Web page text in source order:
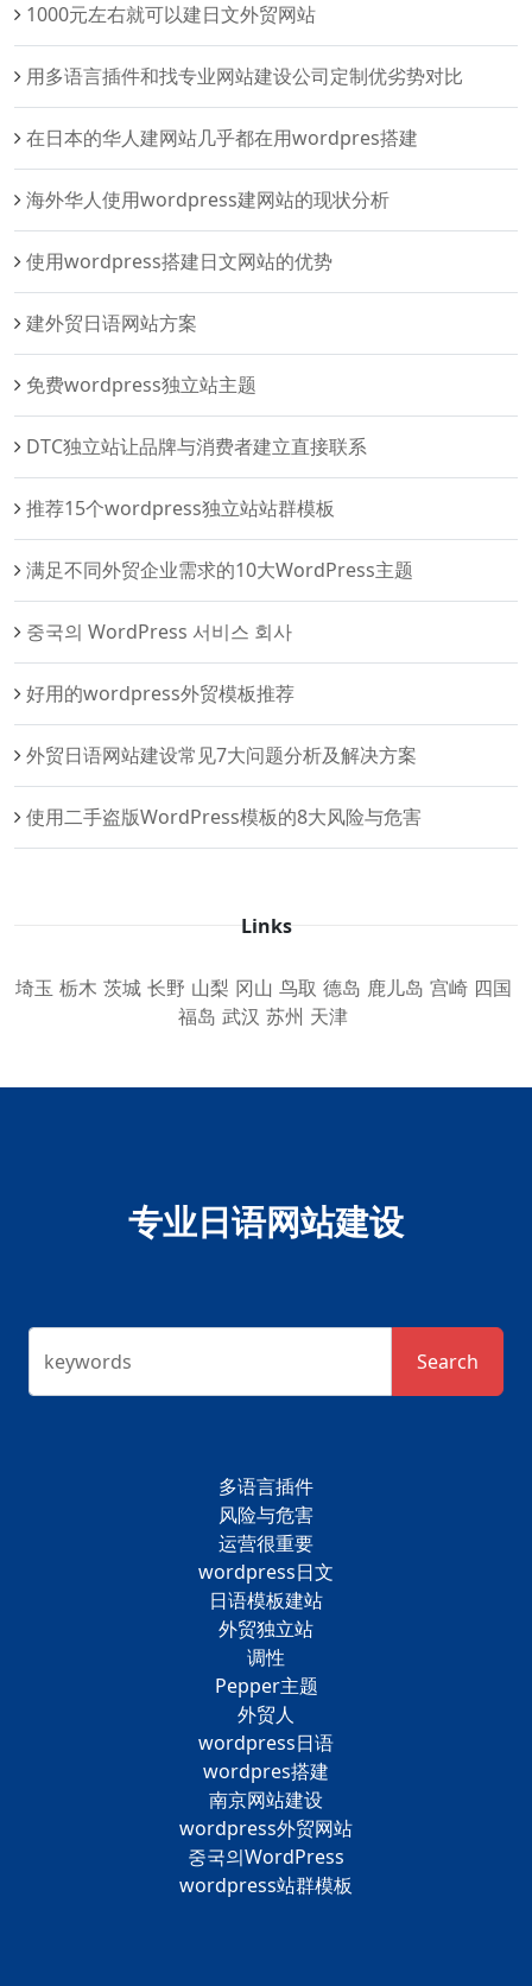
1000元左右就可以建日文外贸网站
用多语言插件和找专业网站建设公司定制优劣势对比
在日本的华人建网站几乎都在用wordpres搭建
海外华人使用wordpress建网站的现状分析
使用wordpress搭建日文网站的优势
建外贸日语网站方案
免费wordpress独立站主题
DTC独立站让品牌与消费者建立直接联系
推荐15个wordpress独立站站群模板
满足不同外贸企业需求的10大WordPress主题
중국의 WordPress 서비스 회사
好用的wordpress外贸模板推荐
外贸日语网站建设常见7大问题分析及解决方案
使用二手盗版WordPress模板的8大风险与危害
Links
埼玉 栃木 茨城 长野 山梨 冈山 鸟取 德岛 鹿儿岛 宫崎 四国
福岛 武汉 苏州 天津
专业日语网站建设
keywords Search
多语言插件
风险与危害
运营很重要
wordpress日文
日语模板建站
外贸独立站
调性
Pepper主题
外贸人
wordpress日语
wordpres搭建
南京网站建设
wordpress外贸网站
중국의WordPress
wordpress站群模板